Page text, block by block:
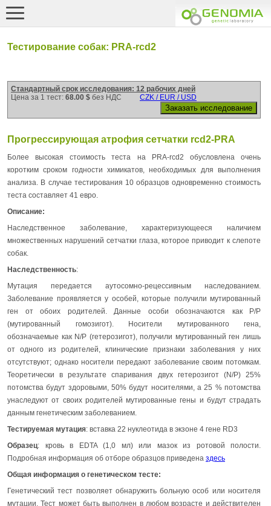
Тестирование собак: PRA-rcd2
Стандартный срок исследования: 12 рабочих дней
Цена за 1 тест: 68.00 $ без НДС CZK / EUR / USD
Прогрессирующая атрофия сетчатки rcd2-PRA
Более высокая стоимость теста на PRA-rcd2 обусловлена очень
коротким сроком годности химикатов, необходимых для выполнения
анализа. В случае тестирования 10 образцов одновременно стоимость
теста составляет 41 евро.
Описание:
Наследственное заболевание, характеризующееся наличием
множественных нарушений сетчатки глаза, которое приводит к слепоте
собак.
Наследственность:
Мутация передается аутосомно-рецессивным наследованием.
Заболевание проявляется у особей, которые получили мутированный
ген от обоих родителей. Данные особи обозначаются как P/P
(мутированный гомозигот). Носители мутированного гена,
обозначаемые как N/P (гетерозигот), получили мутированный ген лишь
от одного из родителей, клинические признаки заболевания у них
отсутствуют; однако носители передают заболевание своим потомкам.
Теоретически в результате спаривания двух гетерозигот (N/P) 25%
потомства будут здоровыми, 50% будут носителями, а 25 % потомства
унаследуют от своих родителей мутированные гены и будут страдать
данным генетическим заболеванием.
Тестируемая мутация: вставка 22 нуклеотида в экзоне 4 гене RD3
Образец: кровь в EDTA (1,0 мл) или мазок из ротовой полости.
Подробная информация об отборе образцов приведена здесь
Общая информация о генетическом тесте:
Генетический тест позволяет обнаружить больную особ или носителя
мутации. Тест может быть выполнен в любом возрасте и действителен